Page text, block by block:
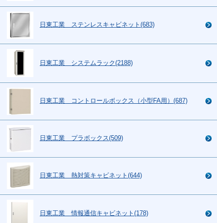
日東工業 ステンレスキャビネット(683)
日東工業 システムラック(2188)
日東工業 コントロールボックス（小型FA用）(687)
日東工業 プラボックス(509)
日東工業 熱対策キャビネット(644)
日東工業 情報通信キャビネット(178)